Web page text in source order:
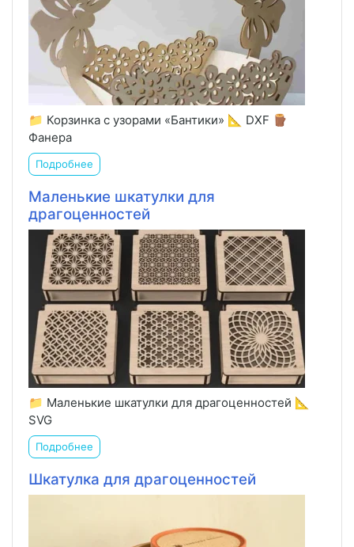
📁 Корзинка с узорами «Бантики» 📐 DXF 🪵
Фанера
Подробнее
Маленькие шкатулки для
драгоценностей
📁 Маленькие шкатулки для драгоценностей 📐
SVG
Подробнее
Шкатулка для драгоценностей